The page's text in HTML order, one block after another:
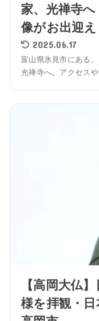
家、光禅寺
像がお出迎
2025.06.17
富山県氷見市にある
光禅寺へ。アクセス
【高岡大仏
様を拝観・